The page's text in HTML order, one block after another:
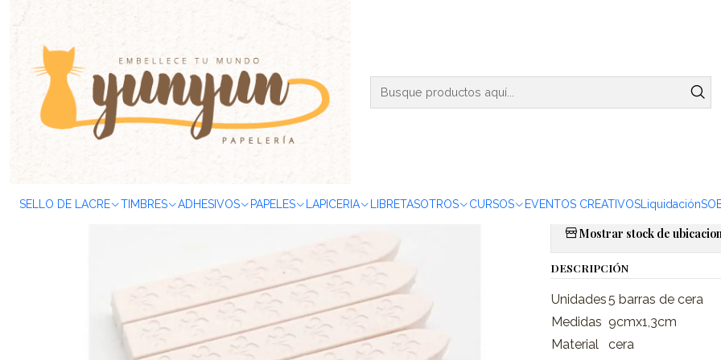
SELLO DE LACRE TIMBRES ADHESIVOS PAPELES LAPICERIA LIBRETASOTROS CURSOS EVENTOS CREATIVOS Liquidación
Set Barra
Agregar a la lista de
Mostrar stock de
DESCRIPCIÓN
Unidades5 barras de cera
Medidas 9cmx1,3cm
Material
cera